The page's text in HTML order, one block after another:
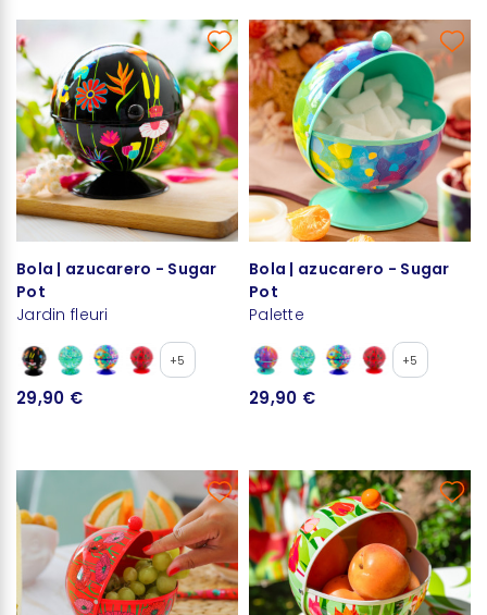
Bola | azucarero - Sugar
Pot
Jardin fleuri
+5
29,90 €
Bola | azucarero - Sugar
Pot
Palette
+5
29,90 €